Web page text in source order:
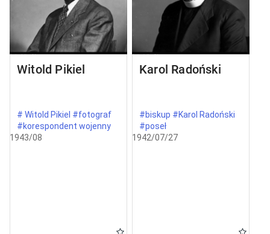
Witold Pikiel
# Witold Pikiel #fotograf
#korespondent wojenny
1943/08
Karol Radoński
#biskup #Karol Radoński
#poseł
1942/07/27